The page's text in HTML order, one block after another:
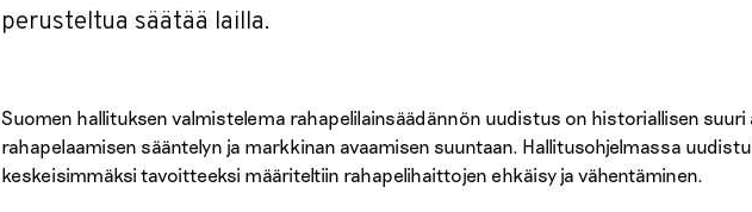
perusteltua säätää lailla.
Suomen hallituksen valmistelema rahapelilainsäädännön uudistus on historiallisen suuri
rahapelaamisen sääntelyn ja markkinan avaamisen suuntaan. Hallitusohjelmassa
keskeisimmäksi tavoitteeksi määriteltiin rahapelihaittojen ehkäisy ja vähentäminen.